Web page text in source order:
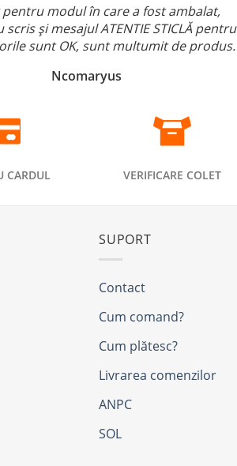
pentru modul în care a fost ambalat,
scris și mesajul ATENTIE STICLĂ pentru
sunt OK, sunt multumit de produs.
Ncomaryus
CARDUL VERIFICARE COLET
SUPORT
Contact
Cum comand?
Cum plătesc?
Livrarea comenzilor
ANPC
SOL